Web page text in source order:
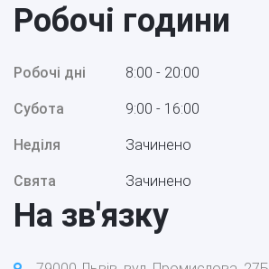
Робочі години
Робочі дні 8:00 - 20:00
Субота 9:00 - 16:00
Неділя Зачинено
Свята Зачинено
На зв'язку